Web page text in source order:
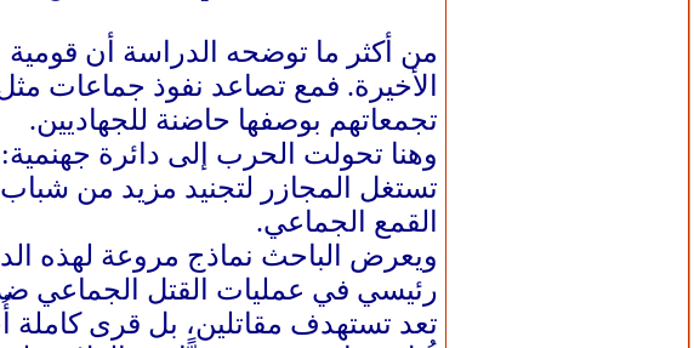
من أكثر ما توضحه الدراسة أن
الأخيرة. فمع تصاعد نفوذ جماعات
تجمعاتهم بوصفها حاضنة للجهاديين.
وهنا تحولت الحرب إلى دائرة
تستغل المجازر لتجنيد مزيد من
القمع الجماعي.
ويعرض الباحث نماذج مروعة لهذه